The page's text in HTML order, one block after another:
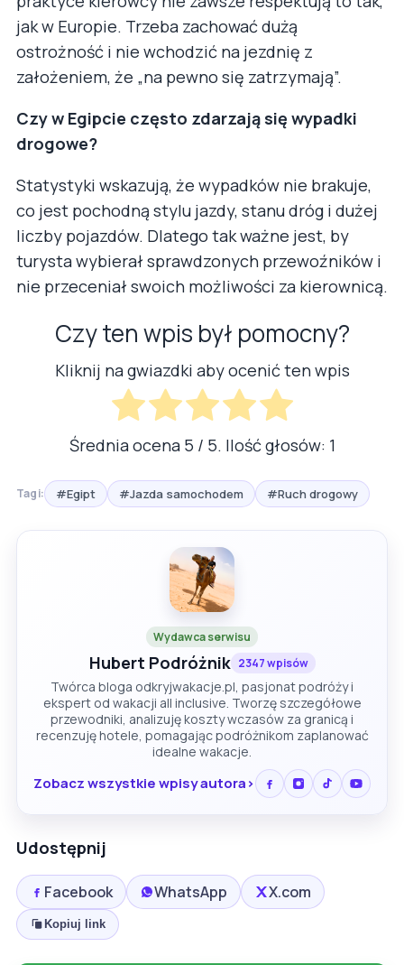
jak w Europie. Trzeba zachować dużą
ostrożność i nie wchodzić na jezdnię z
założeniem, że „na pewno się zatrzymają”.
Czy w Egipcie często zdarzają się wypadki
drogowe?
Statystyki wskazują, że wypadków nie brakuje,
co jest pochodną stylu jazdy, stanu dróg i dużej
liczby pojazdów. Dlatego tak ważne jest, by
turysta wybierał sprawdzonych przewoźników i
nie przeceniał swoich możliwości za kierownicą.
Czy ten wpis był pomocny?
Kliknij na gwiazdki aby ocenić ten wpis
Średnia ocena 5 / 5. Ilość głosów: 1
Tagi: #Egipt #Jazda samochodem #Ruch drogowy
Wydawca serwisu
Hubert Podróżnik 2347 wpisów
Twórca bloga odkryjwakacje.pl, pasjonat podróży i
ekspert od wakacji all inclusive. Tworzę szczegółowe
przewodniki, analizuję koszty wczasów za granicą i
recenzuję hotele, pomagając podróżnikom zaplanować
idealne wakacje.
Zobacz wszystkie wpisy autora
Udostępnij
Facebook WhatsApp X.com
Kopiuj link